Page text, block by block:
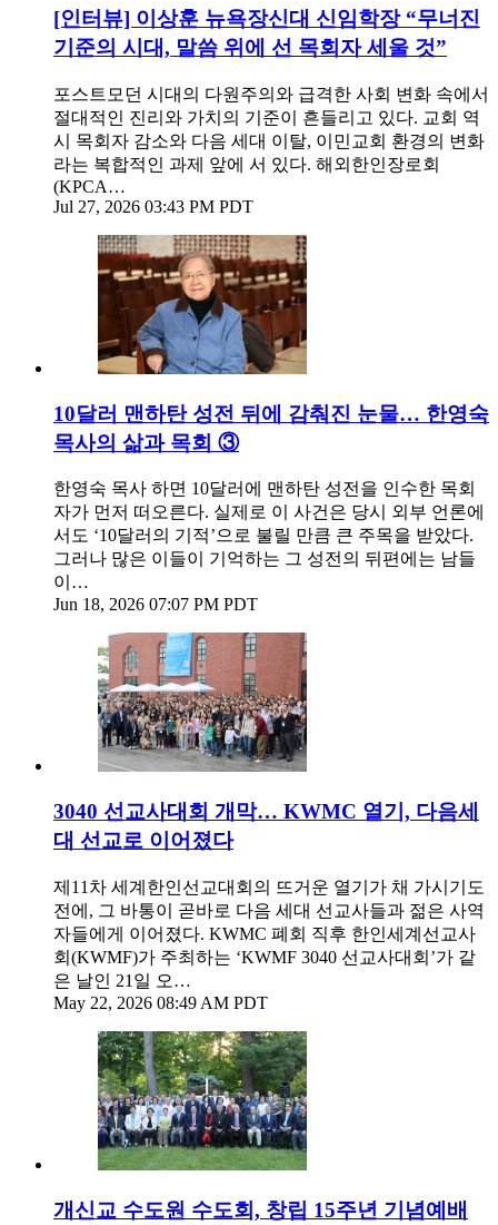
[인터뷰] 이상훈 뉴욕장신대 신임학장 “무너진
기준의 시대, 말씀 위에 선 목회자 세울 것”
포스트모던 시대의 다원주의와 급격한 사회 변화 속에서
절대적인 진리와 가치의 기준이 흔들리고 있다. 교회 역
시 목회자 감소와 다음 세대 이탈, 이민교회 환경의 변화
라는 복합적인 과제 앞에 서 있다. 해외한인장로회
(KPCA…
Jul 27, 2026 03:43 PM PDT
10달러 맨하탄 성전 뒤에 감춰진 눈물… 한영숙
목사의 삶과 목회 ③
한영숙 목사 하면 10달러에 맨하탄 성전을 인수한 목회
자가 먼저 떠오른다. 실제로 이 사건은 당시 외부 언론에
서도 ‘10달러의 기적’으로 불릴 만큼 큰 주목을 받았다.
그러나 많은 이들이 기억하는 그 성전의 뒤편에는 남들
이…
Jun 18, 2026 07:07 PM PDT
3040 선교사대회 개막… KWMC 열기, 다음세
대 선교로 이어졌다
제11차 세계한인선교대회의 뜨거운 열기가 채 가시기도
전에, 그 바통이 곧바로 다음 세대 선교사들과 젊은 사역
자들에게 이어졌다. KWMC 폐회 직후 한인세계선교사
회(KWMF)가 주최하는 ‘KWMF 3040 선교사대회’가 같
은 날인 21일 오…
May 22, 2026 08:49 AM PDT
개신교 수도원 수도회, 창립 15주년 기념예배